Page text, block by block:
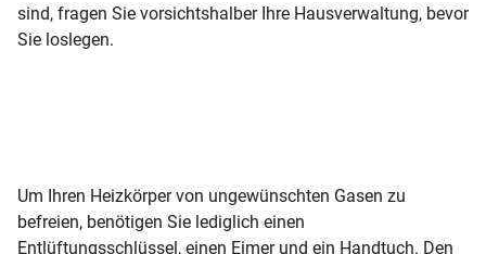
sind, fragen Sie vorsichtshalber Ihre Hausverwaltung, bevor
Sie loslegen.
Um Ihren Heizkörper von ungewünschten Gasen zu
befreien, benötigen Sie lediglich einen
Entlüftungsschlüssel, einen Eimer und ein Handtuch. Den